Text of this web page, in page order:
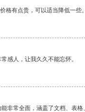
格有点贵，可以适当降低一些
感人，让我久久不能忘怀。
非常全面，涵盖了文档、表